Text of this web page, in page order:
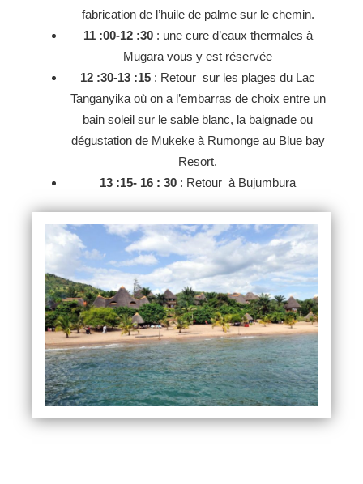
fabrication de l’huile de palme sur le chemin.
11 :00-12 :30: une cure d’eaux thermales à
Mugara vous y est réservée
12 :30-13 :15 : Retour sur les plages du Lac
Tanganyika où on a l’embarras de choix entre un
bain soleil sur le sable blanc, la baignade ou
dégustation de Mukeke à Rumonge au Blue bay
Resort.
13 :15- 16 : 30 : Retour à Bujumbura